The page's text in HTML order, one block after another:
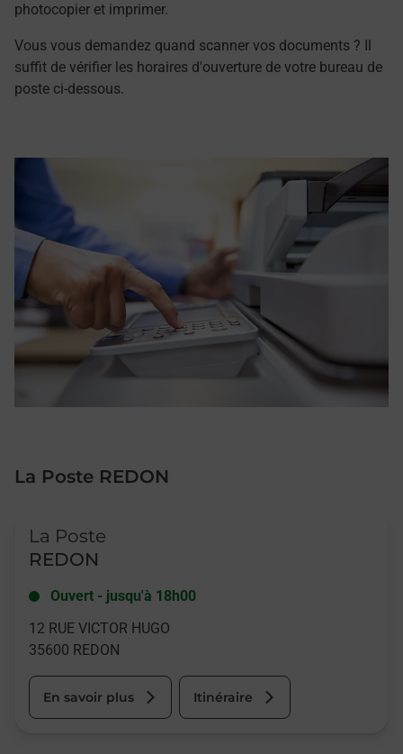
photocopier et imprimer.
Vous vous demandez quand scanner vos documents ? Il
suffit de vérifier les horaires d'ouverture de votre bureau de
poste ci-dessous.
La Poste REDON
La Poste
REDON
Ouvert - jusqu'à 18h00
12 RUE VICTOR HUGO
35600 REDON
En savoir plus Itinéraire